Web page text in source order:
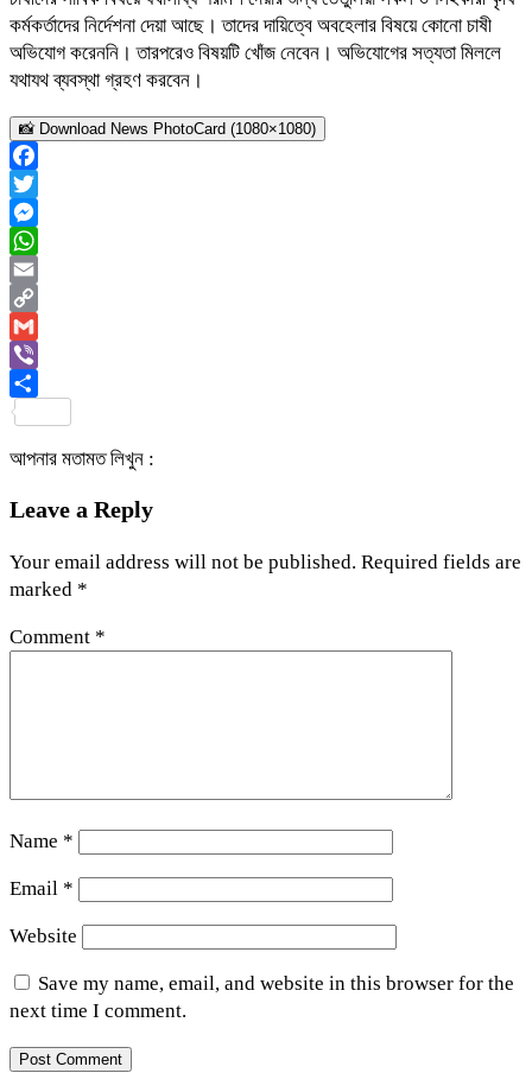
কর্মকর্তাদের নির্দেশনা দেয়া আছে। তাদের দায়িত্বে অবহেলার বিষয়ে কোনো চাষী
অভিযোগ করেননি। তারপরেও বিষয়টি খোঁজ নেবেন। অভিযোগের সত্যতা মিললে
যথাযথ ব্যবস্থা গ্রহণ করবেন।
📸 Download News PhotoCard (1080×1080)
Facebook
Twitter
Messenger
WhatsApp
Email
Copy
Link
Gmail
Viber
আপনার মতামত লিখুন :
Leave a Reply
Your email address will not be published. Required fields are
marked *
Comment *
Name *
Email *
Website
Save my name, email, and website in this browser for the
next time I comment.